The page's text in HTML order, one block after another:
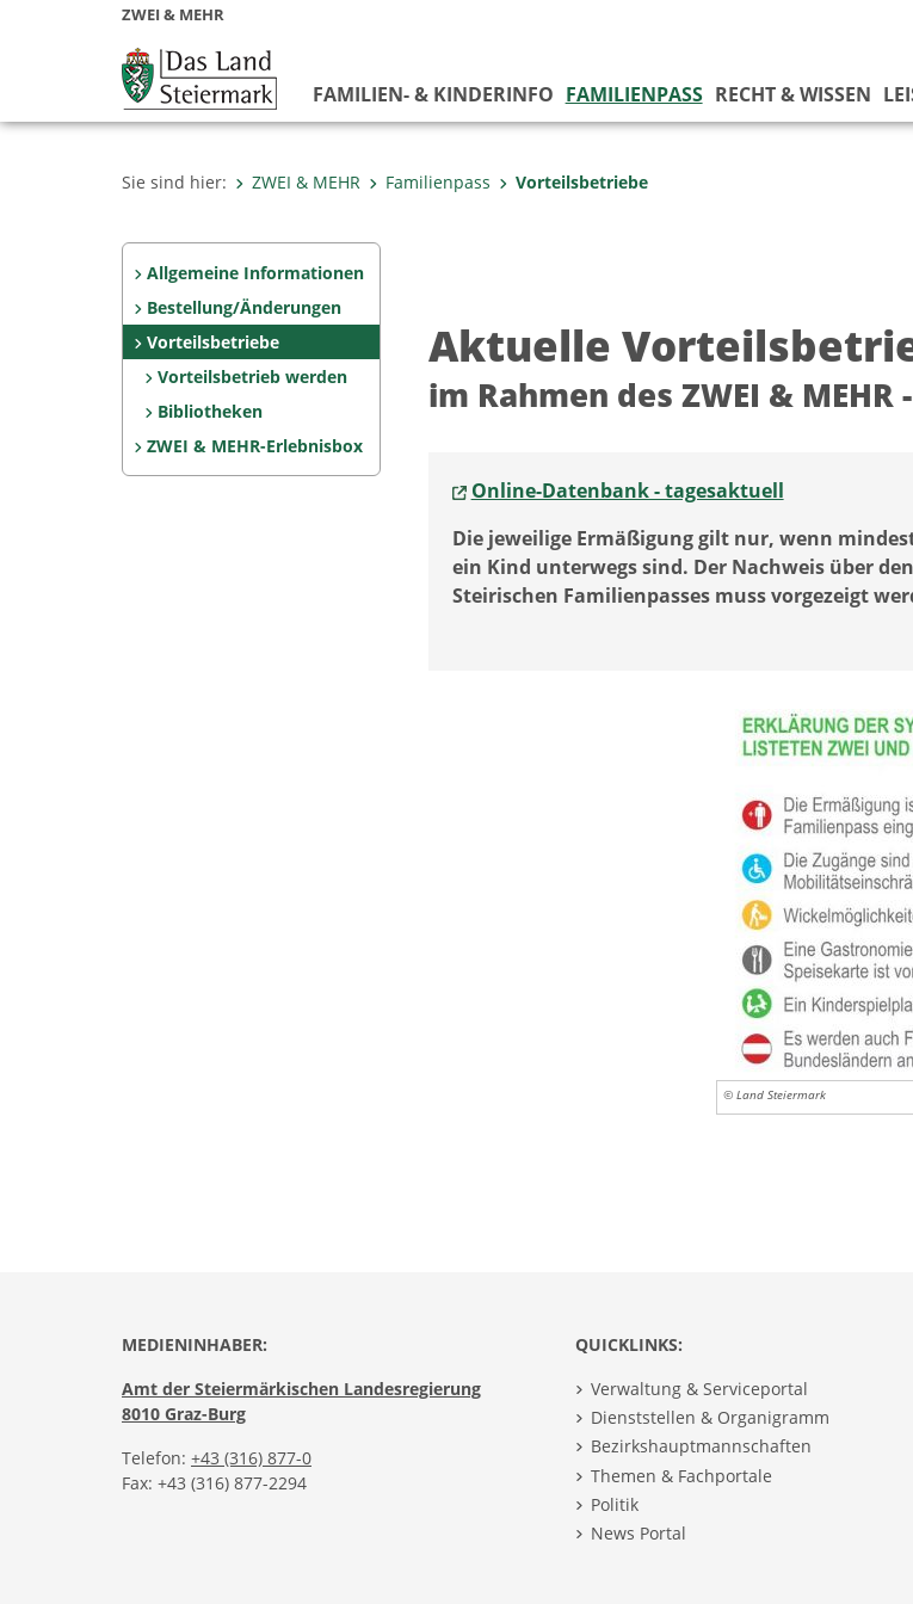
ZWEI & MEHR
FAMILIEN- & KINDERINFO FAMILIENPASS RECHT & WISSEN
Sie sind hier: ZWEI & MEHR Familienpass Vorteilsbetriebe
Allgemeine Informationen
Bestellung/Änderungen
Vorteilsbetriebe
Vorteilsbetrieb werden
Bibliotheken
ZWEI & MEHR-Erlebnisbox
Aktuelle
im Rahmen des ZWEI &
Online-Datenbank - tagesaktuell
Die jeweilige Ermäßigung gilt nur, wenn
ein Kind unterwegs sind. Der Nachweis über den
Steirischen Familienpasses muss vorgezeigt
© Land Steiermark
MEDIENINHABER:
Amt der Steiermärkischen Landesregierung
8010 Graz-Burg
Telefon: +43 (316) 877-0
Fax: +43 (316) 877-2294
QUICKLINKS:
Verwaltung & Serviceportal
Dienststellen & Organigramm
Bezirkshauptmannschaften
Themen & Fachportale
Politik
News Portal